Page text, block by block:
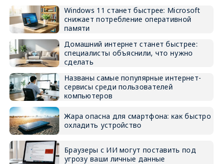
Windows 11 станет быстрее: Microsoft
снижает потребление оперативной
памяти
Домашний интернет станет быстрее:
специалисты объяснили, что нужно
сделать
Названы самые популярные интернет-
сервисы среди пользователей
компьютеров
Жара опасна для смартфона: как быстро
охладить устройство
Браузеры с ИИ могут поставить под
угрозу ваши личные данные